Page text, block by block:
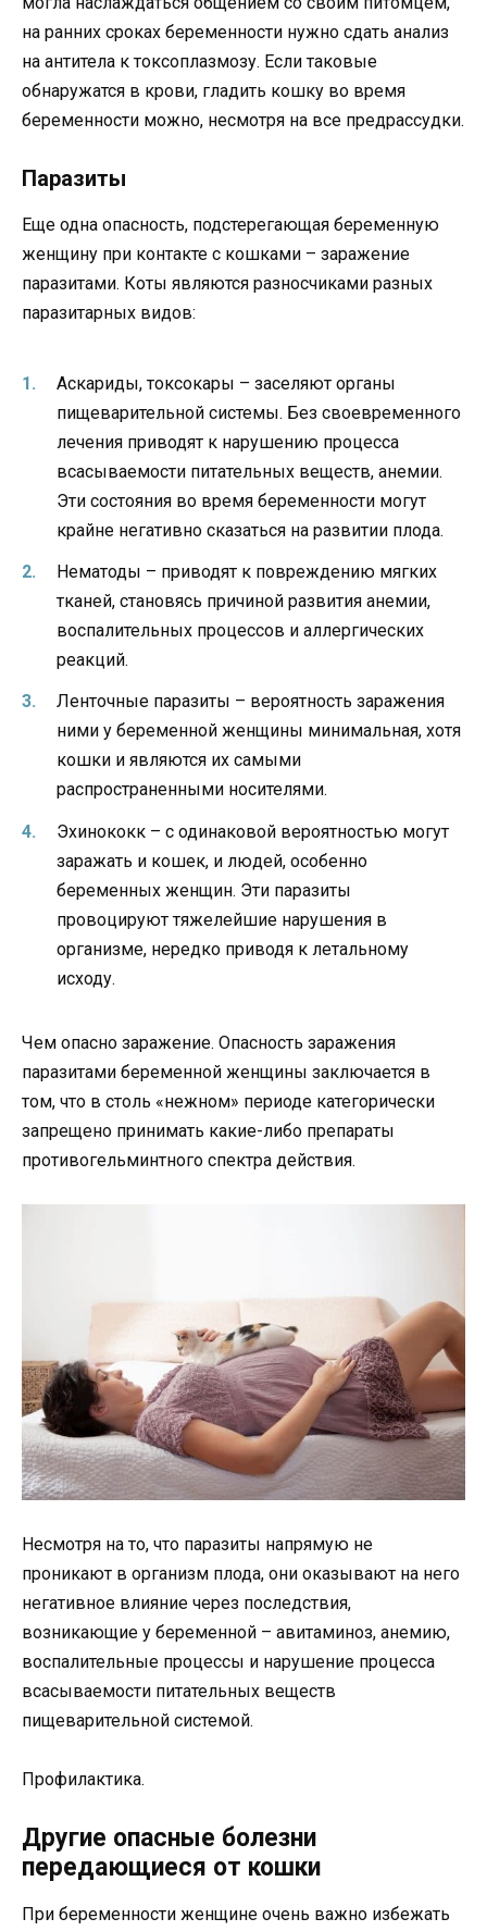
на ранних сроках беременности нужно сдать анализ
на антитела к токсоплазмозу. Если таковые
обнаружатся в крови, гладить кошку во время
беременности можно, несмотря на все предрассудки.
Паразиты
Еще одна опасность, подстерегающая беременную
женщину при контакте с кошками – заражение
паразитами. Коты являются разносчиками разных
паразитарных видов:
Аскариды, токсокары – заселяют органы
пищеварительной системы. Без своевременного
лечения приводят к нарушению процесса
всасываемости питательных веществ, анемии.
Эти состояния во время беременности могут
крайне негативно сказаться на развитии плода.
Нематоды – приводят к повреждению мягких
тканей, становясь причиной развития анемии,
воспалительных процессов и аллергических
реакций.
Ленточные паразиты – вероятность заражения
ними у беременной женщины минимальная, хотя
кошки и являются их самыми
распространенными носителями.
Эхинококк – с одинаковой вероятностью могут
заражать и кошек, и людей, особенно
беременных женщин. Эти паразиты
провоцируют тяжелейшие нарушения в
организме, нередко приводя к летальному
исходу.
Чем опасно заражение. Опасность заражения
паразитами беременной женщины заключается в
том, что в столь «нежном» периоде категорически
запрещено принимать какие-либо препараты
противогельминтного спектра действия.
Несмотря на то, что паразиты напрямую не
проникают в организм плода, они оказывают на него
негативное влияние через последствия,
возникающие у беременной – авитаминоз, анемию,
воспалительные процессы и нарушение процесса
всасываемости питательных веществ
пищеварительной системой.
Профилактика.
Другие опасные болезни
передающиеся от кошки
При беременности женщине очень важно избежать